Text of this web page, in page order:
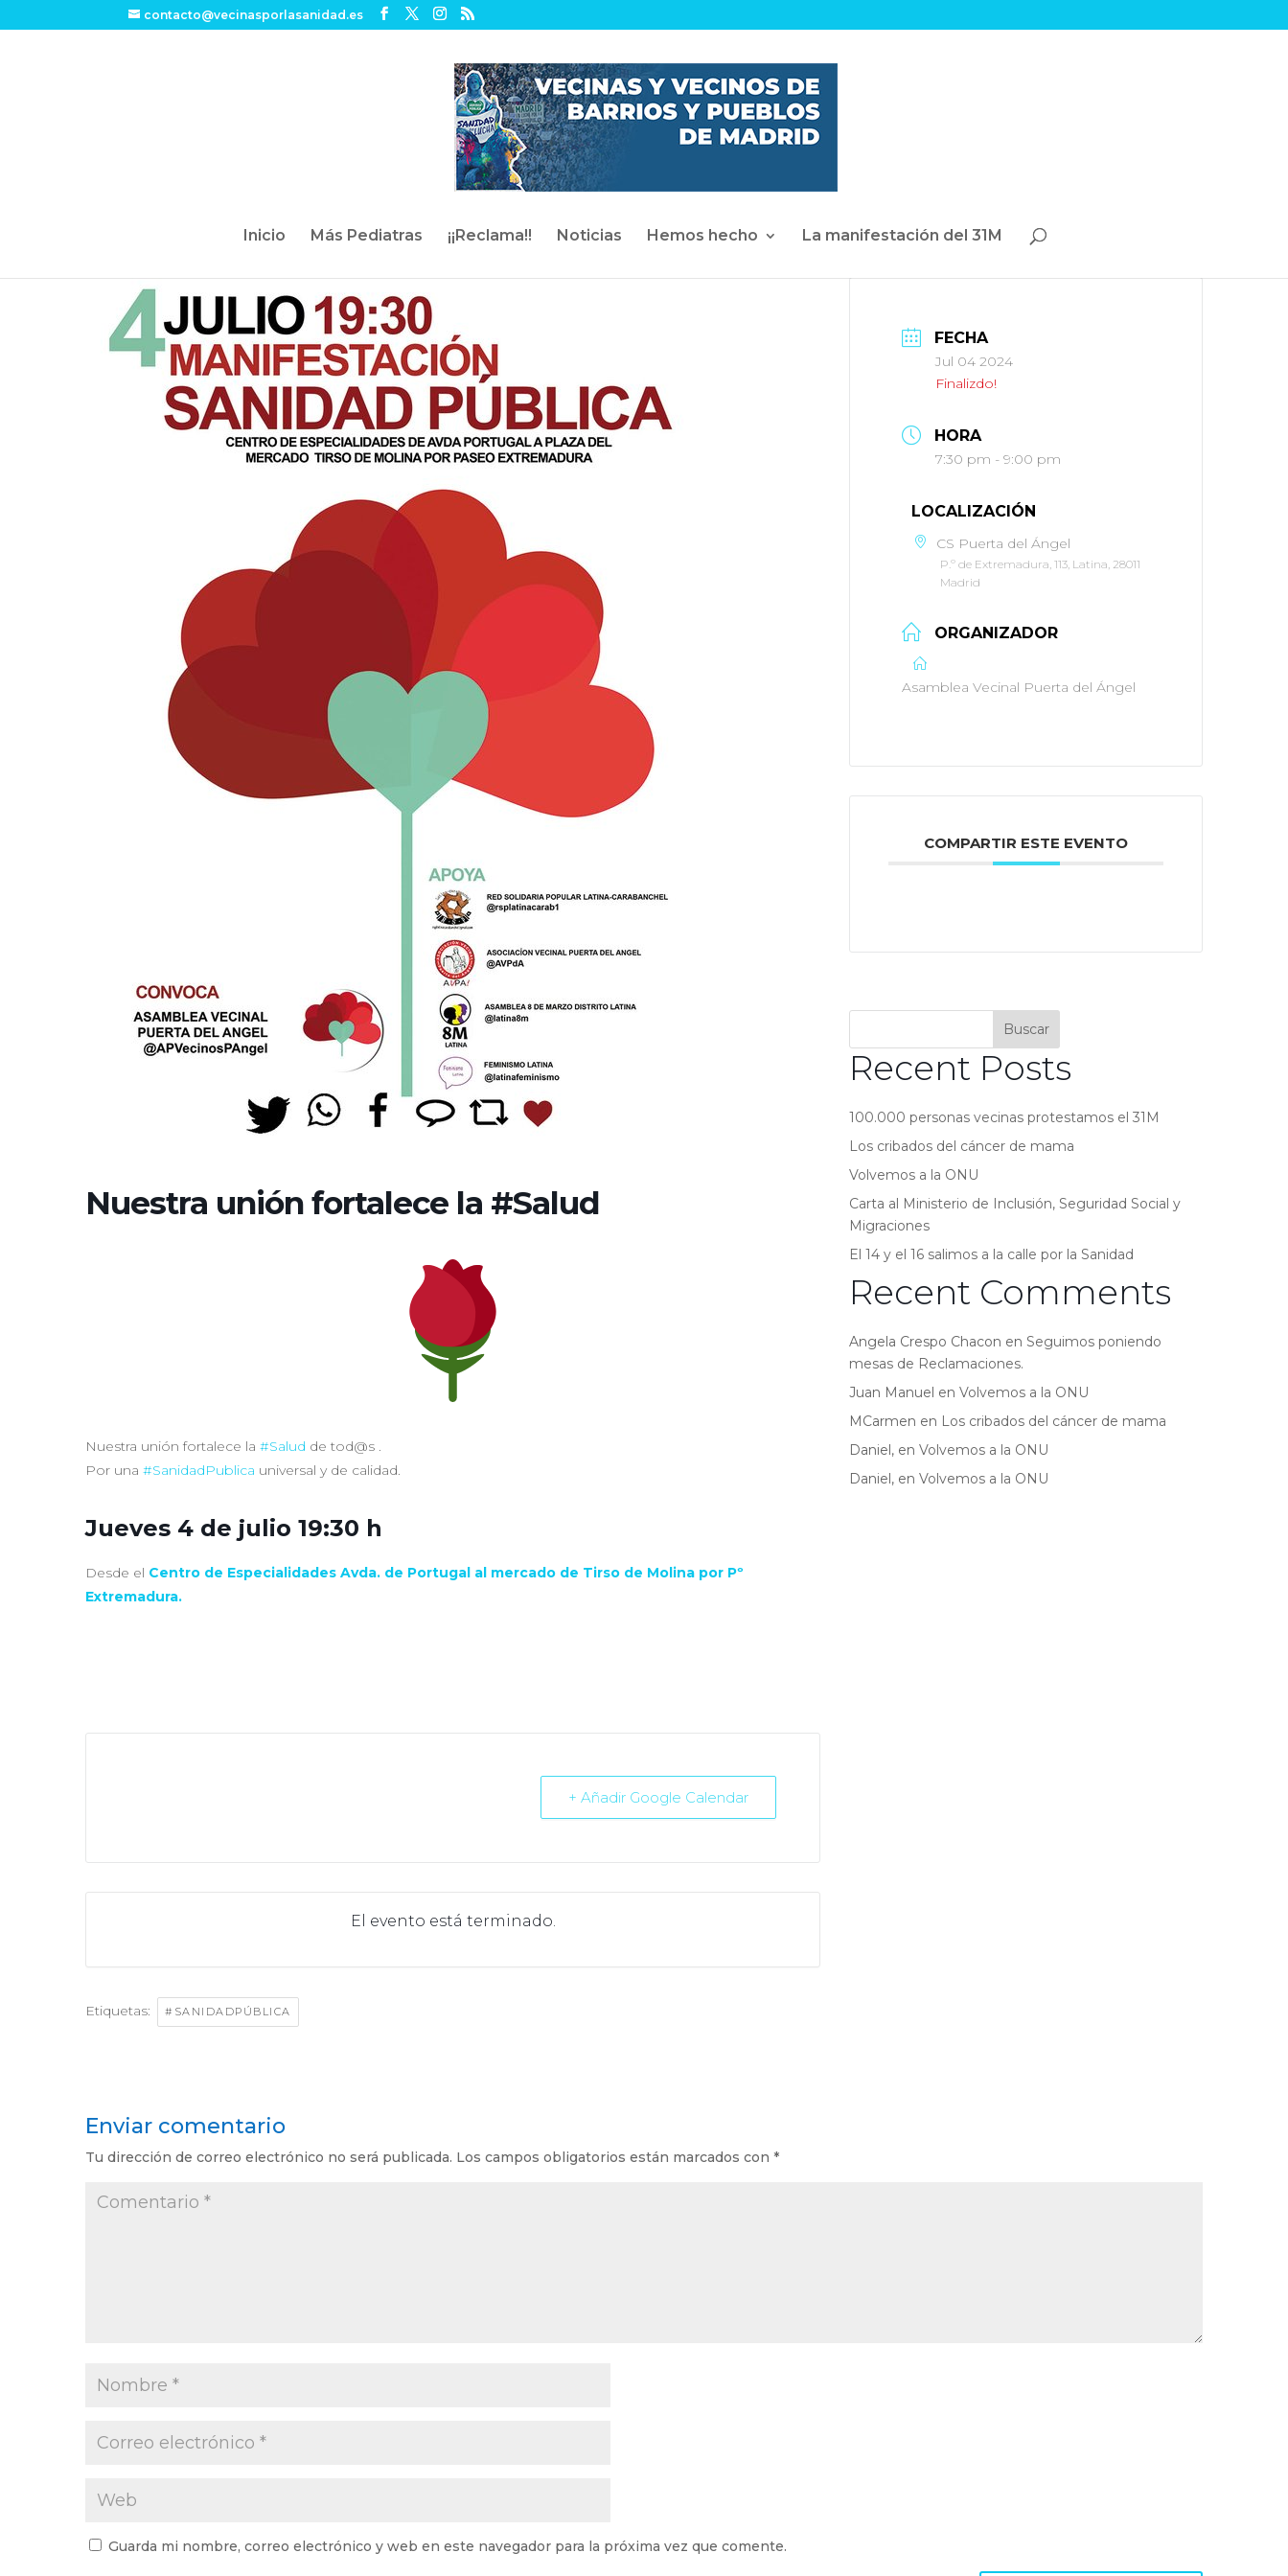
contacto@vecinasporlasanidad.es
Inicio Más Pediatras ¡¡Reclama!! Noticias Hemos hecho La manifestación del 31M
Nuestra unión fortalece la #Salud
Nuestra unión fortalece la #Salud de tod@s .
Por una #SanidadPublica universal y de calidad.
Jueves 4 de julio 19:30 h
Desde el Centro de Especialidades Avda. de Portugal al mercado de Tirso de Molina por Pº
Extremadura.
+ Añadir Google Calendar
El evento está terminado.
Etiquetas: #SANIDADPÚBLICA
FECHA
Jul 04 2024
Finalizdo!
HORA
7:30 pm - 9:00 pm
LOCALIZACIÓN
CS Puerta del Ángel
P.º de Extremadura, 113, Latina, 28011
Madrid
ORGANIZADOR
Asamblea Vecinal Puerta del Ángel
COMPARTIR ESTE EVENTO
Buscar
Recent Posts
100.000 personas vecinas protestamos el 31M
Los cribados del cáncer de mama
Volvemos a la ONU
Carta al Ministerio de Inclusión, Seguridad Social y
Migraciones
El 14 y el 16 salimos a la calle por la Sanidad
Recent Comments
Angela Crespo Chacon enSeguimos poniendo
mesas de Reclamaciones.
Juan Manuel enVolvemos a la ONU
MCarmen en Los cribados del cáncer de mama
Daniel, enVolvemos a la ONU
Daniel, enVolvemos a la ONU
Enviar comentario
Tu dirección de correo electrónico no será publicada. Los campos obligatorios están marcados con *
Guarda mi nombre, correo electrónico y web en este navegador para la próxima vez que comente.